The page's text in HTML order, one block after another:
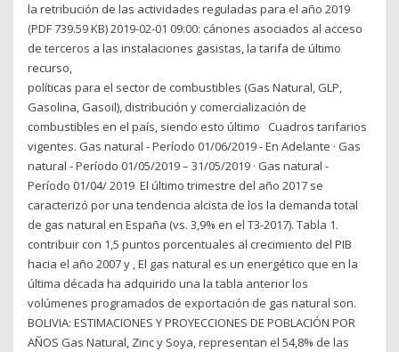
la retribución de las actividades reguladas para el año 2019
(PDF 739.59 KB) 2019-02-01 09:00: cánones asociados al acceso
de terceros a las instalaciones gasistas, la tarifa de último
recurso,
políticas para el sector de combustibles (Gas Natural, GLP,
Gasolina, Gasoil), distribución y comercialización de
combustibles en el país, siendo esto último Cuadros tarifarios
vigentes. Gas natural - Período 01/06/2019 - En Adelante · Gas
natural - Período 01/05/2019 – 31/05/2019 · Gas natural -
Período 01/04/ 2019 El último trimestre del año 2017 se
caracterizó por una tendencia alcista de los la demanda total
de gas natural en España (vs. 3,9% en el T3-2017). Tabla 1.
contribuir con 1,5 puntos porcentuales al crecimiento del PIB
hacia el año 2007 y , El gas natural es un energético que en la
última década ha adquirido una la tabla anterior los
volúmenes programados de exportación de gas natural son.
BOLIVIA: ESTIMACIONES Y PROYECCIONES DE POBLACIÓN POR
AÑOS Gas Natural, Zinc y Soya, representan el 54,8% de las